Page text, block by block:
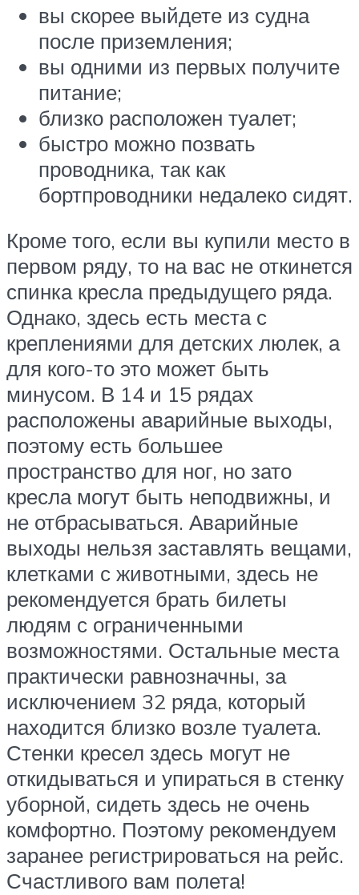
вы скорее выйдете из судна
после приземления;
вы одними из первых получите
питание;
близко расположен туалет;
быстро можно позвать
проводника, так как
бортпроводники недалеко сидят.
Кроме того, если вы купили место в
первом ряду, то на вас не откинется
спинка кресла предыдущего ряда.
Однако, здесь есть места с
креплениями для детских люлек, а
для кого-то это может быть
минусом. В 14 и 15 рядах
расположены аварийные выходы,
поэтому есть большее
пространство для ног, но зато
кресла могут быть неподвижны, и
не отбрасываться. Аварийные
выходы нельзя заставлять вещами,
клетками с животными, здесь не
рекомендуется брать билеты
людям с ограниченными
возможностями. Остальные места
практически равнозначны, за
исключением 32 ряда, который
находится близко возле туалета.
Стенки кресел здесь могут не
откидываться и упираться в стенку
уборной, сидеть здесь не очень
комфортно. Поэтому рекомендуем
заранее регистрироваться на рейс.
Счастливого вам полета!